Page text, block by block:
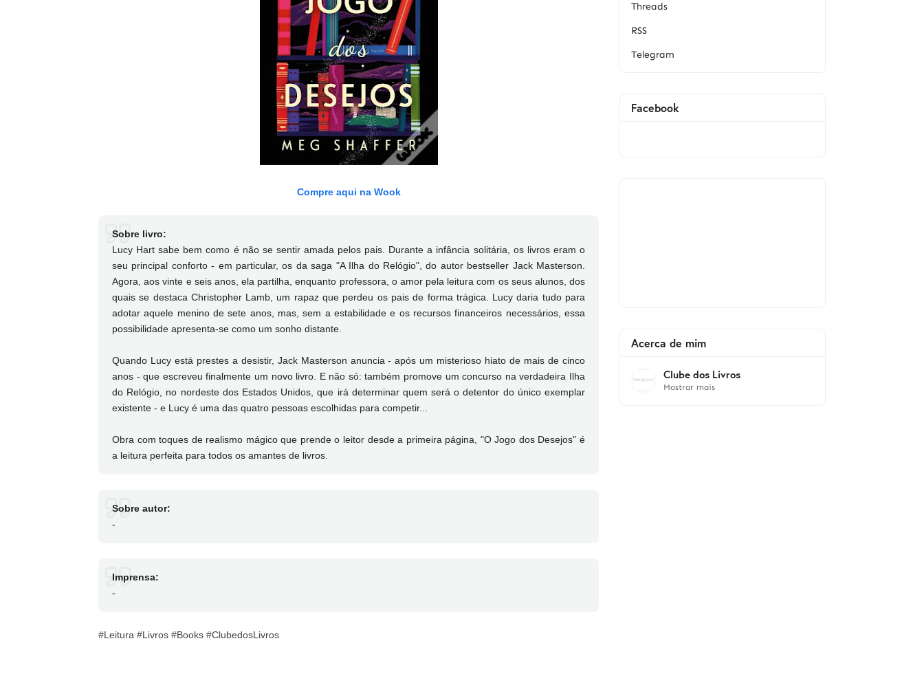
Compre aqui na Wook
Sobre livro:
Lucy Hart sabe bem como é não se sentir amada pelos pais. Durante a infância solitária, os livros eram o
seu principal conforto - em particular, os da saga "A Ilha do Relógio", do autor bestseller Jack Masterson.
Agora, aos vinte e seis anos, ela partilha, enquanto professora, o amor pela leitura com os seus alunos, dos
quais se destaca Christopher Lamb, um rapaz que perdeu os pais de forma trágica. Lucy daria tudo para
adotar aquele menino de sete anos, mas, sem a estabilidade e os recursos financeiros necessários, essa
possibilidade apresenta-se como um sonho distante.
Quando Lucy está prestes a desistir, Jack Masterson anuncia - após um misterioso hiato de mais de cinco
anos - que escreveu finalmente um novo livro. E não só: também promove um concurso na verdadeira Ilha
do Relógio, no nordeste dos Estados Unidos, que irá determinar quem será o detentor do único exemplar
existente - e Lucy é uma das quatro pessoas escolhidas para competir...
Obra com toques de realismo mágico que prende o leitor desde a primeira página, "O Jogo dos Desejos" é
a leitura perfeita para todos os amantes de livros.
Sobre autor:
-
Imprensa:
-
#Leitura #Livros #Books #ClubedosLivros
Threads
RSS
Telegram
Facebook
Acerca de mim
Clube dos Livros
Mostrar mais